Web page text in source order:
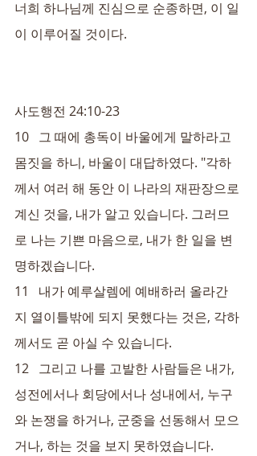
너희 하나님께 진심으로 순종하면, 이 일
이 이루어질 것이다.
사도행전 24:10-23
10   그 때에 총독이 바울에게 말하라고
몸짓을 하니, 바울이 대답하였다. "각하
께서 여러 해 동안 이 나라의 재판장으로
계신 것을, 내가 알고 있습니다. 그러므
로 나는 기쁜 마음으로, 내가 한 일을 변
명하겠습니다.
11   내가 예루살렘에 예배하러 올라간
지 열이틀밖에 되지 못했다는 것은, 각하
께서도 곧 아실 수 있습니다.
12   그리고 나를 고발한 사람들은 내가,
성전에서나 회당에서나 성내에서, 누구
와 논쟁을 하거나, 군중을 선동해서 모으
거나, 하는 것을 보지 못하였습니다.